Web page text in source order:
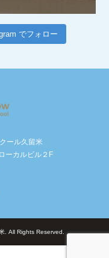
でフォロー
ール久留米
ーカルビル２F
. All Rights Reserved.